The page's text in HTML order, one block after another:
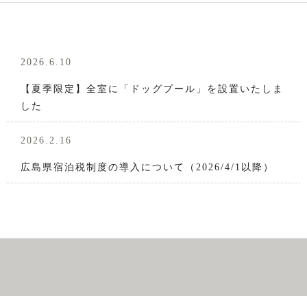
2026.6.10
【夏季限定】全室に「ドッグプール」を設置いたしま
した
2026.2.16
広島県宿泊税制度の導入について（2026/4/1以降）